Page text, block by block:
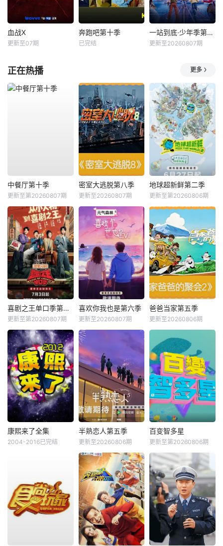
血战X
更新至07期
奔跑吧第十季
已完结
一站到底·少年季第2季
更新至20260807期
正在热播 更多
中餐厅第十季
更新至第20260807期
密室大逃脱第八季
更新至20260807期
地球超新鲜第二季
更新至第20260806期
喜剧之王单口季第三季
更新至第20260807期
喜欢你我也是第六季
更新至20260807期
爸爸当家第五季
更新至20260806期
康熙来了全集
2004-2016已完结
半熟恋人第五季
更新至20260806期
百变智多星
更新至第20260806期